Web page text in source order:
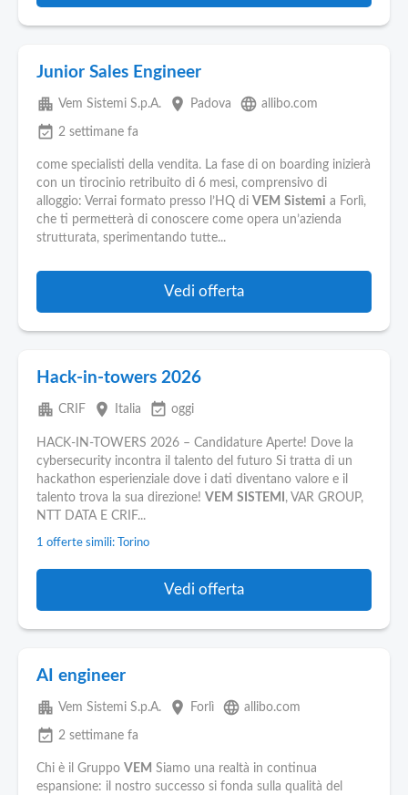
Junior Sales Engineer
apartment Vem Sistemi S.p.A. place Padova language allibo.com
event_available 2 settimane fa
come specialisti della vendita. La fase di on boarding inizierà
con un tirocinio retribuito di 6 mesi, comprensivo di
alloggio: Verrai formato presso l’HQ di VEM Sistemi a Forlì,
che ti permetterà di conoscere come opera un’azienda
strutturata, sperimentando tutte...
Vedi offerta
Hack-in-towers 2026
apartment CRIF place Italia event_available oggi
HACK-IN-TOWERS 2026 – Candidature Aperte! Dove la
cybersecurity incontra il talento del futuro Si tratta di un
hackathon esperienziale dove i dati diventano valore e il
talento trova la sua direzione! VEM SISTEMI , VAR GROUP,
NTT DATA E CRIF...
1 offerte simili: Torino
Vedi offerta
AI engineer
apartment Vem Sistemi S.p.A. place Forlì language allibo.com
event_available 2 settimane fa
Chi è il Gruppo VEM Siamo una realtà in continua
espansione: il nostro successo si fonda sulla qualità del